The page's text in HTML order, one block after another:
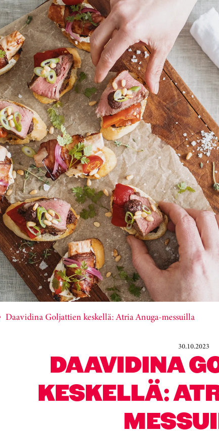
Daavidina Goljattien keskellä: Atria Anuga-messuilla
30.10.2023
DAAVIDINA
KESKELLÄ: